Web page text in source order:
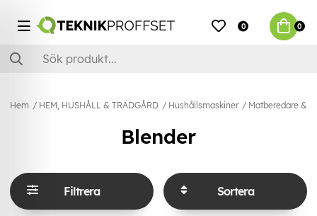
0 0
Hem HEM, HUSHÅLL & TRÄDGÅRD Hushållsmaskiner Matberedare &
Blender
Filtrera Sortera